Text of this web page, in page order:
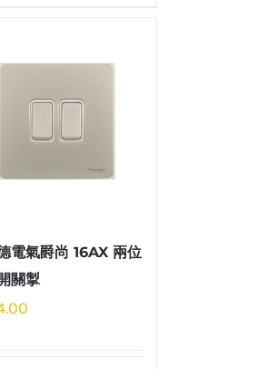
電氣爵尚 16AX 兩位
關掣